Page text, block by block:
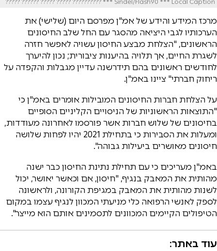
Sindel/Flash90 *** Local Caption *** ?????????? ????? ????? ?????? ?????
מרכז המידע והידע של אמ"ן מפרסם היום (שלישי) את
הערכותיו לגבי היציאה מהסגר עם החל שלב החיסונים
הראשונים, "הצלחת מבצע החיסון עשויה לאפשר חזרה
לשגרת החיים, אך תלויה בהיענות ציבורית; נכון להיערך
לחודשים ראשונים בהם תידרשנה עדיין מגבלות והקפדה על
ריחוק חברתי" ציינו באמ"ן.
על הצלחת חברות החיסונים המובילות אומרים באמ"ן כי
"התוצאות הראשוניות של הניסויים הקליניים הסופיים
בחיסונים של שלוש חברות אשר פורסמו לאחרונה מעודדות,
ומעלות את הסבירות כי בתחילת 2021 יהיו לפחות שלושה
חיסונים מאושרים ביעילות גבוהה".
באמ"ן מעריכים כי עם תחילת נתינת החיסון כבר ישנה
מהותית את המאבק בנגיף, "חיסון, אם וכאשר יאושר, יכול
לשנות מהותית את המאבק במגיפת הקורונה, ולראשונה
לספק לאנשי הרפואה כלי מניעתי המכוון לנגיף עצמו במקום
הטיפולים הקיימים המכוונים לתסמינים אותם הוא מייצר".
עוד באתר: